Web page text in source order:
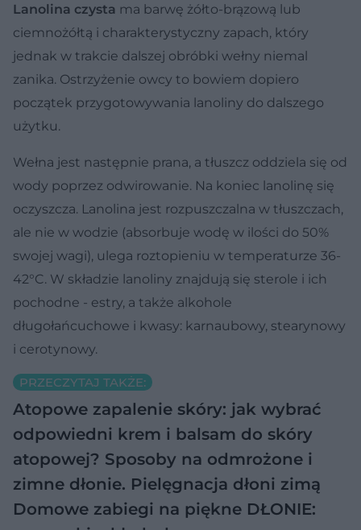
Lanolina czysta ma barwę żółto-brązową lub
ciemnożółtą i charakterystyczny zapach, który
jednak w trakcie dalszej obróbki wełny niemal
zanika. Ostrzyżenie owcy to bowiem dopiero
początek przygotowywania lanoliny do dalszego
użytku.
Wełna jest następnie prana, a tłuszcz oddziela się od
wody poprzez odwirowanie. Na koniec lanolinę się
oczyszcza. Lanolina jest rozpuszczalna w tłuszczach,
ale nie w wodzie (absorbuje wodę w ilości do 50%
swojej wagi), ulega roztopieniu w temperaturze 36-
42°C. W składzie lanoliny znajdują się sterole i ich
pochodne - estry, a także alkohole
długołańcuchowe i kwasy: karnaubowy, stearynowy
i cerotynowy.
PRZECZYTAJ TAKŻE:
Atopowe zapalenie skóry: jak wybrać
odpowiedni krem i balsam do skóry
atopowej? Sposoby na odmrożone i
zimne dłonie. Pielęgnacja dłoni zimą
Domowe zabiegi na piękne DŁONIE: